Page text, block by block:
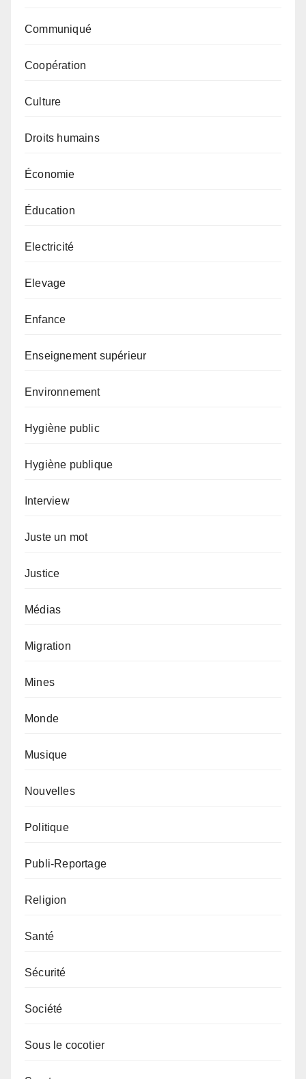
Communiqué
Coopération
Culture
Droits humains
Économie
Éducation
Electricité
Elevage
Enfance
Enseignement supérieur
Environnement
Hygiène public
Hygiène publique
Interview
Juste un mot
Justice
Médias
Migration
Mines
Monde
Musique
Nouvelles
Politique
Publi-Reportage
Religion
Santé
Sécurité
Société
Sous le cocotier